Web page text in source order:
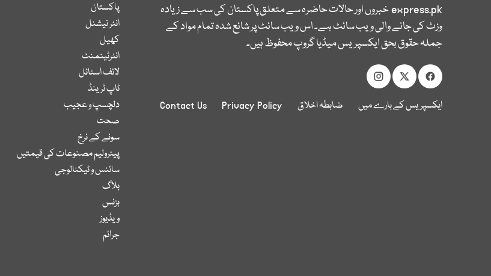
express.pkخبروں اور حالات حاضرہ سے متعلق پاکستان کی سب سے زیادہ
وزٹ کی جانے والی ویب سائٹ ہے۔ اس ویب سائٹ پر شائع شدہ تمام مواد کے
جملہ حقوق بحق ایکسپریس میڈیا گروپ محفوظ ہیں۔
ایکسپریس کے بارے میں ضابطہ اخلاق Privacy Policy
Contact Us
پاکستان
انٹر نیشنل
کھیل
انٹرٹینمنٹ
لائف اسٹائل
ٹاپ ٹرینڈ
دلچسپ و عجیب
صحت
سونے کے نرخ
پیٹرولیم مصنوعات کی قیمتیں
سائنس و ٹیکنالوجی
بلاگ
بزنس
ویڈیوز
جرائم